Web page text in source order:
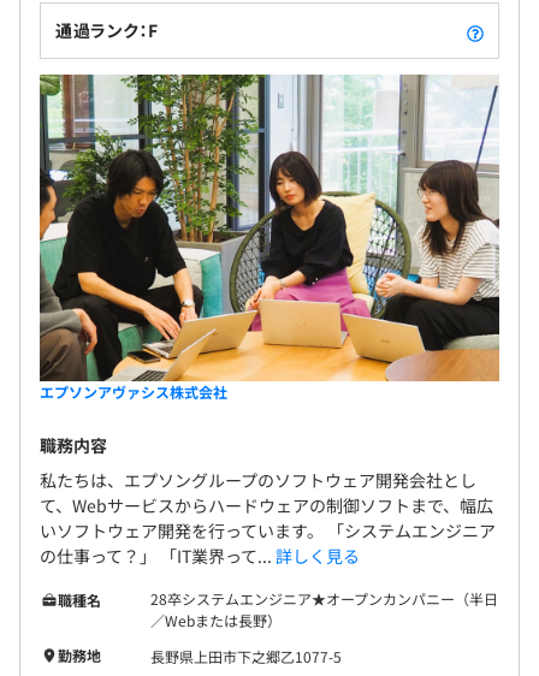
通過ランク：F
エプソンアヴァシス株式会社
職務内容
私たちは、エプソングループのソフトウェア開発会社とし
て、Webサービスからハードウェアの制御ソフトまで、幅広
いソフトウェア開発を行っています。 「システムエンジニア
の仕事って？」 「IT業界って... 詳しく見る
職種名
28卒システムエンジニア★オープンカンパニー（半日
／Webまたは長野）
勤務地
長野県上田市下之郷乙1077-5